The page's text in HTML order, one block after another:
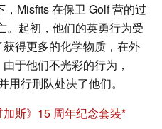
Misfits 在保卫 Golf 营的过
。起初，他们的英勇行为受
得更多的化学物质，在外
于他们不光彩的行为，
行刑队处决了他们。
斯》15 周年纪念套装